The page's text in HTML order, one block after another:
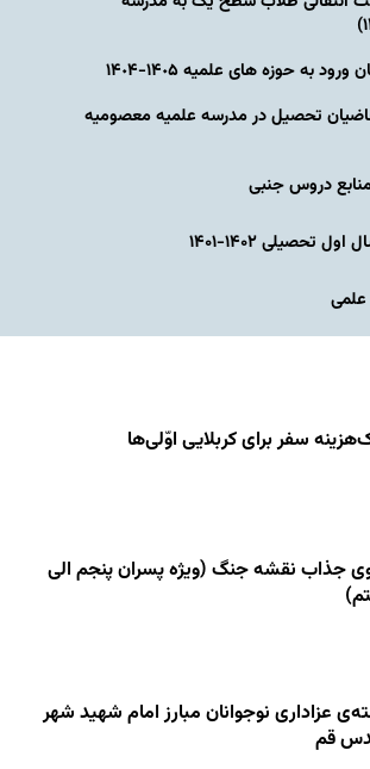
به حوزه های علمیه ١۴٠۵-١۴٠۴
تحصیل در مدرسه علمیه معصومیه
دروس جنبی
تحصیلی ۱۴۰۲-۱۴۰۱
علمی
سفر برای کربلایی اوّلی‌ها
جذاب نقشه جنگ (ویژه پسران پنجم الی
عزاداری نوجوانان مبارز امام شهید شهر
قم